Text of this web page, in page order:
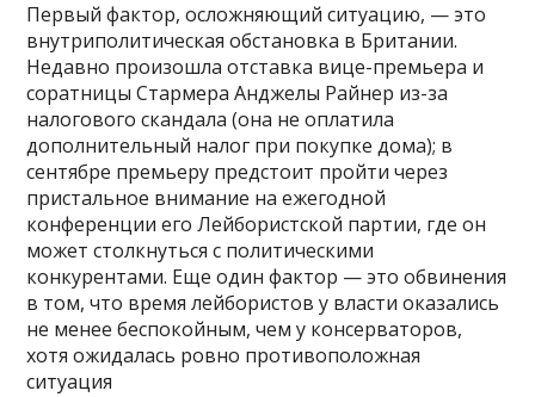
Первый фактор, осложняющий ситуацию, — это
внутриполитическая обстановка в Британии.
Недавно произошла отставка вице-премьера и
соратницы Стармера Анджелы Райнер из-за
налогового скандала (она не оплатила
дополнительный налог при покупке дома); в
сентябре премьеру предстоит пройти через
пристальное внимание на ежегодной
конференции его Лейбористской партии, где он
может столкнуться с политическими
конкурентами. Еще один фактор — это обвинения
в том, что время лейбористов у власти оказались
не менее беспокойным, чем у консерваторов,
хотя ожидалась ровно противоположная
ситуация